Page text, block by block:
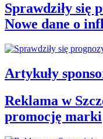
Sprawdziły się
Nowe dane o
Artykuły
Reklama w
promocję marki